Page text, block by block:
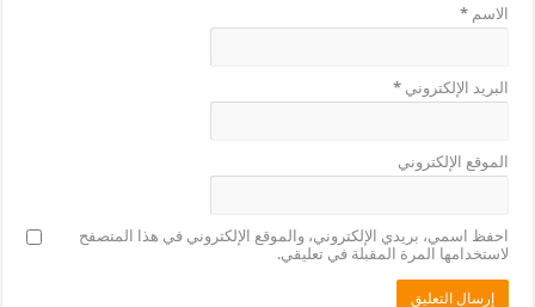
الاسم*
البريد الإلكتروني*
الموقع الإلكتروني
احفظ اسمي، بريدي الإلكتروني، والموقع الإلكتروني في هذا المتصفح
لاستخدامها المرة المقبلة في تعليقي.